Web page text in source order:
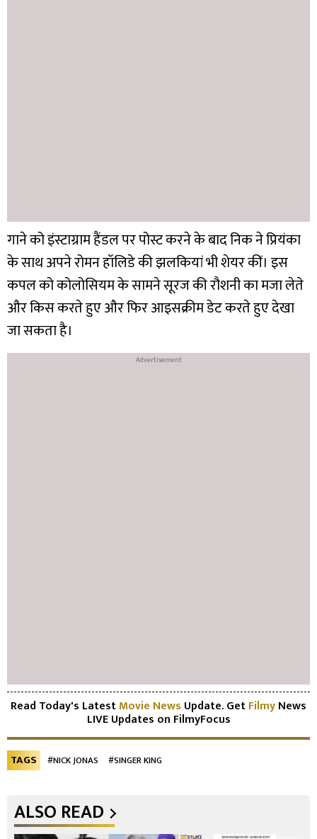
गाने को इंस्टाग्राम हैंडल पर पोस्ट करने के बाद निक ने प्रियंका
के साथ अपने रोमन हॉलिडे की झलकियां भी शेयर कीं। इस
कपल को कोलोसियम के सामने सूरज की रौशनी का मजा लेते
और किस करते हुए और फिर आइसक्रीम डेट करते हुए देखा
जा सकता है।
Read Today's LatestMovie News Update. GetFilmyNews
LIVE Updates on FilmyFocus
TAGS #NICK JONAS #SINGER KING
ALSO READ